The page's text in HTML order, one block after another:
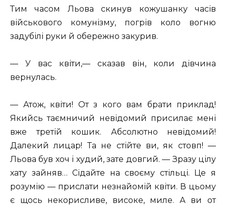
Тим часом Льова скинув кожушанку часів
військового комунізму, погрів коло вогню
задубілі руки й обережно закурив.
— У вас квіти,— сказав він, коли дівчина
вернулась.
— Атож, квіти! От з кого вам брати приклад!
Якийсь таємничий невідомий присилає мені
вже третій кошик. Абсолютно невідомий!
Далекий лицар! Та не стійте ви, як стовп! —
Льова був хоч і худий, зате довгий. — Зразу цілу
хату зайняв… Сідайте на своєму стільці. Це я
розумію — прислати незнайомій квіти. В цьому
є щось некорисливе, високе, миле. А ви от